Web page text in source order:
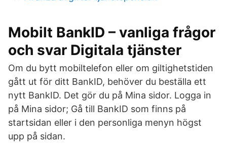
Mobilt BankID – vanliga frågor
och svar Digitala tjänster
Om du bytt mobiltelefon eller om giltighetstiden
gått ut för ditt BankID, behöver du beställa ett
nytt BankID. Det gör du på Mina sidor. Logga in
på Mina sidor; Gå till BankID som finns på
startsidan eller i den personliga menyn högst
upp på sidan.